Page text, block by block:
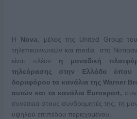
Η Nova , μέλος της United Group
τηλεπικοινωνιών και media στη
είναι πλέον η μοναδική
τηλεόρασης στην Ελλάδα όπου
δορυφόρου τα κανάλια της Warner
αυτών και τα κανάλια Eurosport,
συνέπεια στους συνδρομητές της, τη
υψηλού επιπέδου περιεχομένου.